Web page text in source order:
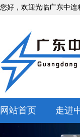
您好，欢迎光临广东中连
网站首页 走进